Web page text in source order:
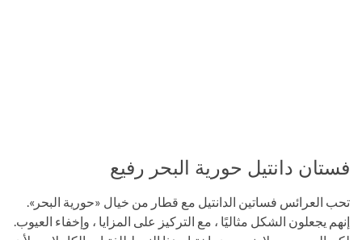
فستان دانتيل حورية البحر رفيع
تحب العرائس فساتين الدانتيل مع قطار من خيال «حورية البحر».
إنهم يجعلون الشكل مثاليًا ، مع التركيز على المزايا ، وإخفاء العيوب.